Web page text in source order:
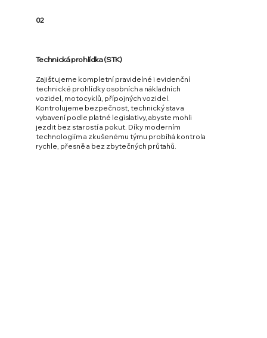
02
Technická prohlídka (STK)
Zajišťujeme kompletní pravidelné i evidenční
technické prohlídky osobních a nákladních
vozidel, motocyklů, přípojných vozidel.
Kontrolujeme bezpečnost, technický stav a
vybavení podle platné legislativy, abyste mohli
jezdit bez starostí a pokut. Díky moderním
technologiím a zkušenému týmu probíhá kontrola
rychle, přesně a bez zbytečných průtahů.